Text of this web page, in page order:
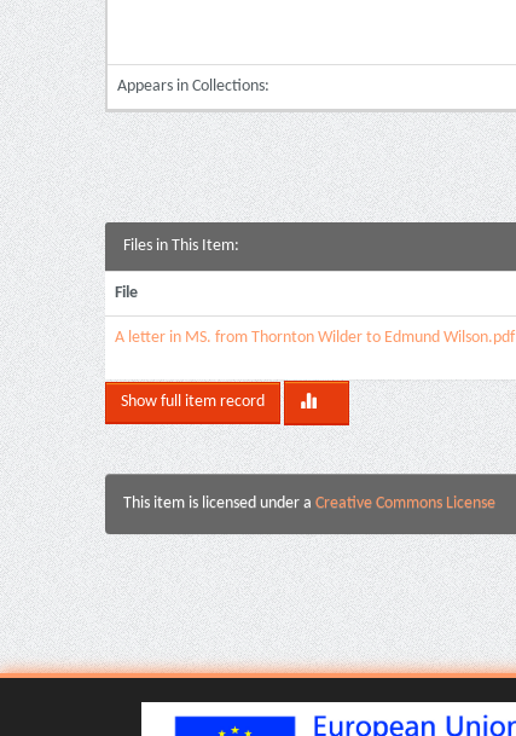
Appears in Collections:
Files in This Item:
File
A letter in MS. from Thornton Wilder to Edmund Wilson.pdf
Show full item record
This item is licensed under a Creative Commons License